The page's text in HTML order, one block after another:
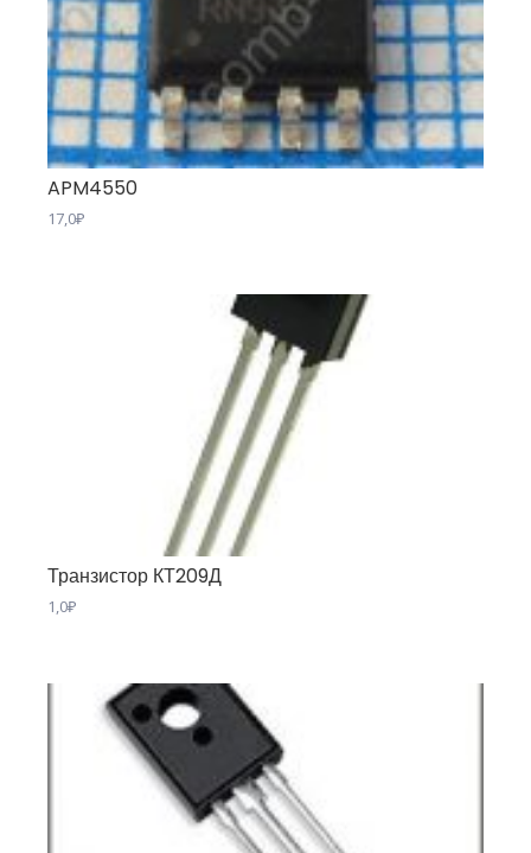
APM4550
17,0₽
Транзистор КТ209Д
1,0₽